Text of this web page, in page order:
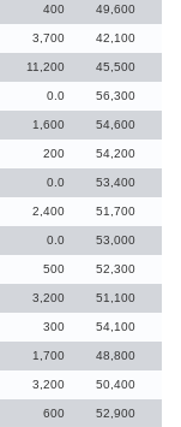
400 49,600
3,700 42,100
11,200 45,500
0.0 56,300
1,600 54,600
200 54,200
0.0 53,400
2,400 51,700
0.0 53,000
500 52,300
3,200 51,100
300 54,100
1,700 48,800
3,200 50,400
600
52,900